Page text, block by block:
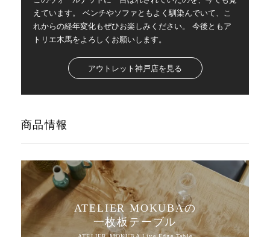
えています。 ベンチやソファともよく馴染んでいて、こ
れからの経年変化もぜひお楽しみください。 今後ともア
トリエ木馬をよろしくお願いします。
アウトレット神戸店を見る
商品情報
ATELIER MOKUBAの
一枚板テーブル